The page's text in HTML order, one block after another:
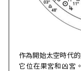
作為開始太空時代
它位在果宮和凶宮